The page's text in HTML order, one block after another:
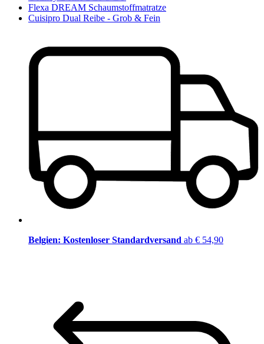
Flexa DREAM Schaumstoffmatratze
Cuisipro Dual Reibe - Grob & Fein
Belgien: Kostenloser Standardversand ab € 54,90